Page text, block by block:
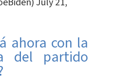
ahora con la
del partido